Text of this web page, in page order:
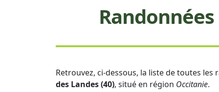
Retrouvez, ci-dessous, la liste de toutes
des Landes (40), situé en région Occitanie.